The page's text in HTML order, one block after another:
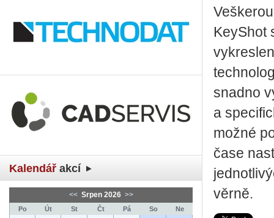
Kalendář akcí
<< Srpen 2026 >>
Po Út St Čt Pá So
Ne
KeyShot
snadno
a
možné
čase
věrně.